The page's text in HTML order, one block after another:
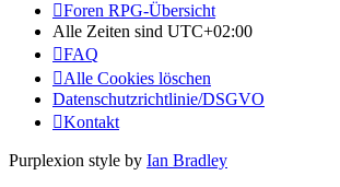
Foren RPG-Übersicht
Alle Zeiten sind UTC+02:00
FAQ
Alle Cookies löschen
Datenschutzrichtlinie/DSGVO
Kontakt
Purplexion style by Ian Bradley